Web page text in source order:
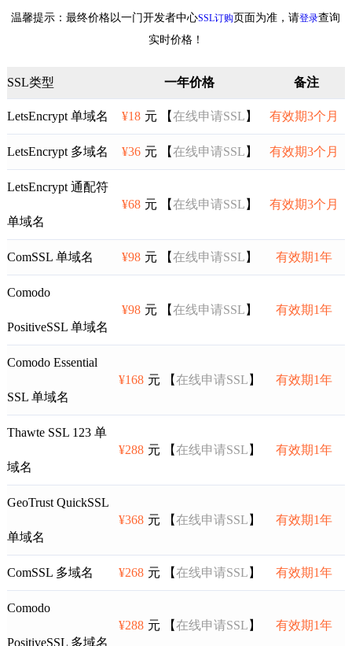
温馨提示：最终价格以一门开发者中心SSL订购页面为准，请登录查询
实时价格！
SSL类型 一年价格 备注
LetsEncrypt 单域名 ¥18 元 【在线申请SSL 】 有效期3个月
LetsEncrypt 多域名 ¥36 元 【在线申请SSL 】 有效期3个月
LetsEncrypt 通配符
单域名
¥68 元 【在线申请SSL 】 有效期3个月
ComSSL 单域名 ¥98 元 【在线申请SSL 】 有效期1年
Comodo
PositiveSSL 单域名
¥98 元 【在线申请SSL 】 有效期1年
Comodo Essential
SSL 单域名
¥168 元 【在线申请SSL 】 有效期1年
Thawte SSL 123 单
域名
¥288 元 【在线申请SSL 】 有效期1年
GeoTrust QuickSSL
单域名
¥368 元 【在线申请SSL 】 有效期1年
ComSSL 多域名 ¥268 元 【在线申请SSL 】 有效期1年
Comodo
PositiveSSL 多域名
¥288 元 【在线申请SSL 】 有效期1年